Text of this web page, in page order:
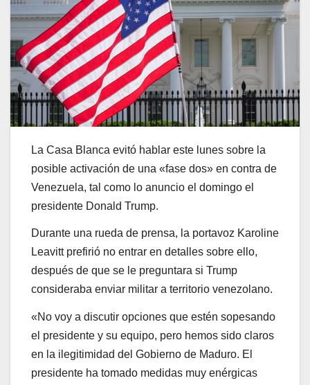
La Casa Blanca evitó hablar este lunes sobre la
posible activación de una «fase dos» en contra de
Venezuela, tal como lo anuncio el domingo el
presidente Donald Trump.
Durante una rueda de prensa, la portavoz Karoline
Leavitt prefirió no entrar en detalles sobre ello,
después de que se le preguntara si Trump
consideraba enviar militar a territorio venezolano.
«No voy a discutir opciones que estén sopesando
el presidente y su equipo, pero hemos sido claros
en la ilegitimidad del Gobierno de Maduro. El
presidente ha tomado medidas muy enérgicas